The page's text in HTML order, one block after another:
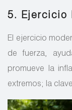
5. Ejercicio
El ejercicio
de fuerza,
promueve la
extremos; la